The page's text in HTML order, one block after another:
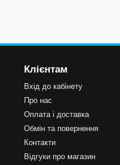
Клієнтам
Вхід до кабінету
Про нас
Оплата і доставка
Обмін та повернення
Контакти
Відгуки про магазин